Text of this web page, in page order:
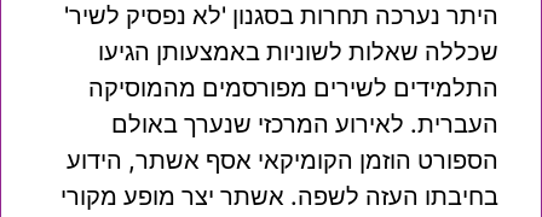
היתר נערכה תחרות בסגנון 'לא נפסיק לשיר'
שכללה שאלות לשוניות באמצעותן הגיעו
התלמידים לשירים מפורסמים מהמוסיקה
העברית. לאירוע המרכזי שנערך באולם
הספורט הוזמן הקומיקאי אסף אשתר, הידוע
בחיבתו העזה לשפה. אשתר יצר מופע מקורי